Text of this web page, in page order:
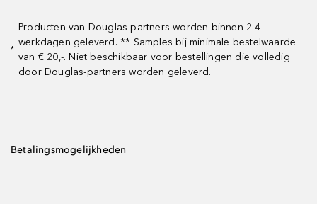
*
Producten van Douglas-partners worden binnen 2-4
werkdagen geleverd. ** Samples bij minimale bestelwaarde
van € 20,-. Niet beschikbaar voor bestellingen die volledig
door Douglas-partners worden geleverd.
Betalingsmogelijkheden